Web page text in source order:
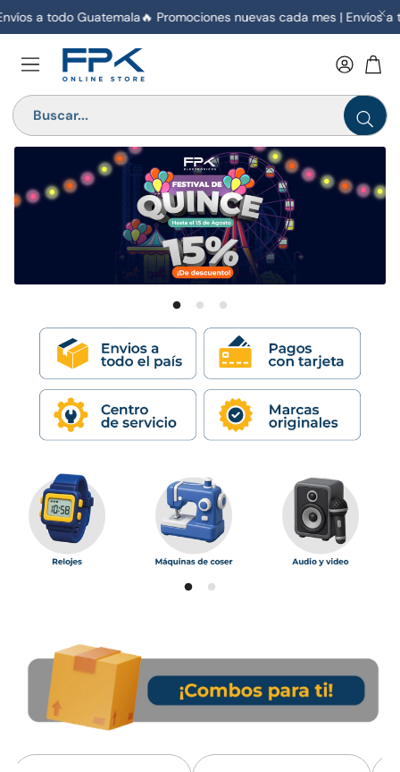
a todo Guatemala🔥 Promociones nuevas cada mes | Envíos a